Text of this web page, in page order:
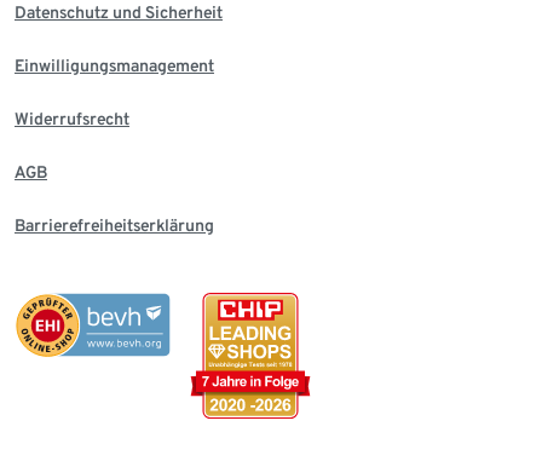
Datenschutz und Sicherheit
Einwilligungsmanagement
Widerrufsrecht
AGB
Barrierefreiheitserklärung